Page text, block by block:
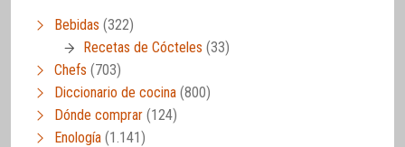
Bebidas (322)
Recetas de Cócteles (33)
Chefs (703)
Diccionario de cocina (800)
Dónde comprar (124)
Enología (1.141)